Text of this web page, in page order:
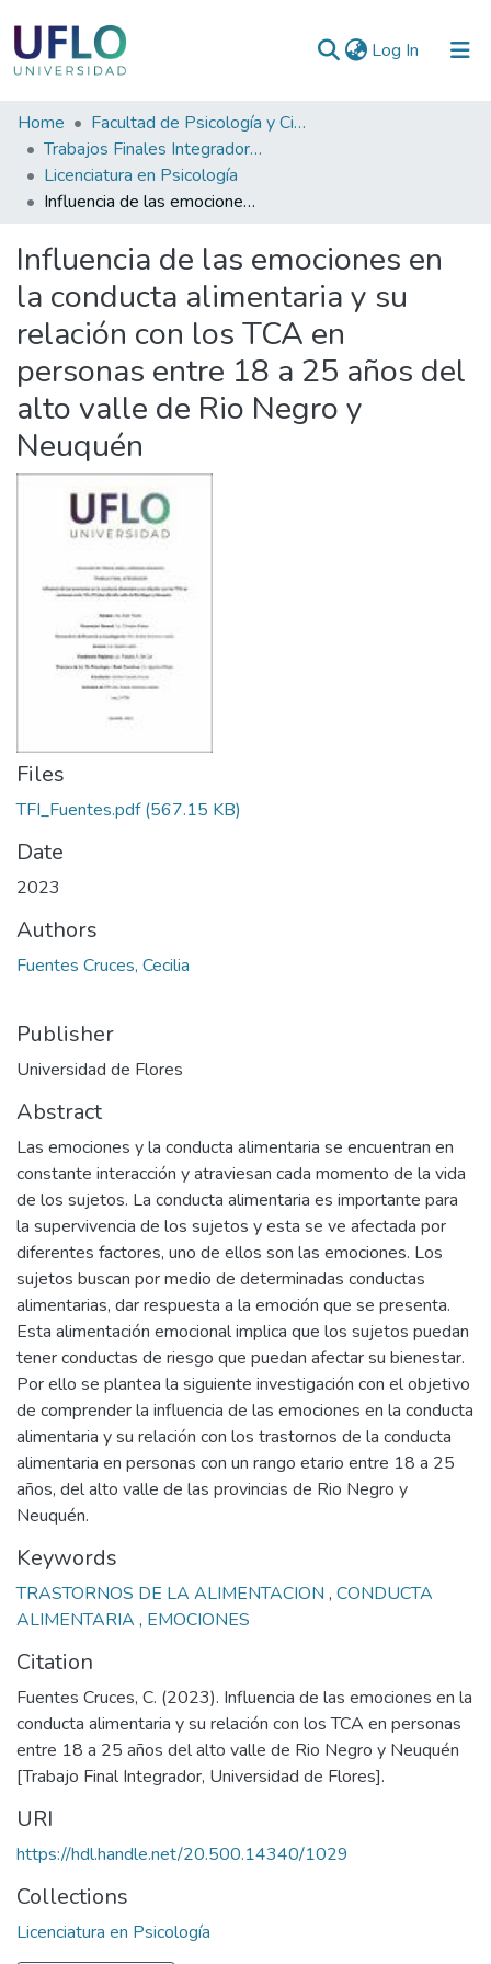
Log In (current)
Communities
&
Collections
Statistics
Home
Facultad de Psicología y Ciencias Sociales
Trabajos Finales Integradores (TFI) de Grado
Licenciatura en Psicología
Influencia de las emociones en la conducta alimentaria y su relación con los TCA en personas entre 18 a 25 años del alto valle de Rio Negro y Neuquén
Influencia de las emociones en
la conducta alimentaria y su
relación con los TCA en
personas entre 18 a 25 años del
alto valle de Rio Negro y
Neuquén
Files
TFI_Fuentes.pdf(567.15 KB)
Date
2023
Authors
Fuentes Cruces, Cecilia
Publisher
Universidad de Flores
Abstract
Las emociones y la conducta alimentaria se encuentran en
constante interacción y atraviesan cada momento de la vida
de los sujetos. La conducta alimentaria es importante para
la supervivencia de los sujetos y esta se ve afectada por
diferentes factores, uno de ellos son las emociones. Los
sujetos buscan por medio de determinadas conductas
alimentarias, dar respuesta a la emoción que se presenta.
Esta alimentación emocional implica que los sujetos puedan
tener conductas de riesgo que puedan afectar su bienestar.
Por ello se plantea la siguiente investigación con el objetivo
de comprender la influencia de las emociones en la conducta
alimentaria y su relación con los trastornos de la conducta
alimentaria en personas con un rango etario entre 18 a 25
años, del alto valle de las provincias de Rio Negro y
Neuquén.
Keywords
TRASTORNOS DE LA ALIMENTACION , CONDUCTA
ALIMENTARIA , EMOCIONES
Citation
Fuentes Cruces, C. (2023). Influencia de las emociones en la
conducta alimentaria y su relación con los TCA en personas
entre 18 a 25 años del alto valle de Rio Negro y Neuquén
[Trabajo Final Integrador, Universidad de Flores].
URI
https://hdl.handle.net/20.500.14340/1029
Collections
Licenciatura en Psicología